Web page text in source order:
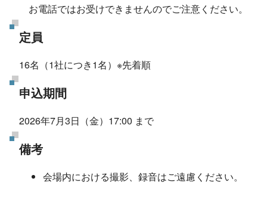
お電話ではお受けできませんのでご注意ください。
定員
16名（1社につき1名）※先着順
申込期間
2026年7月3日（金）17:00 まで
備考
会場内における撮影、録音はご遠慮ください。